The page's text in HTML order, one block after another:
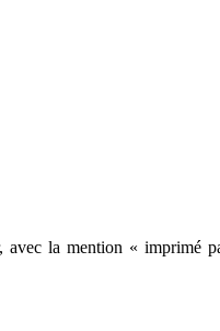
la mention « imprimé